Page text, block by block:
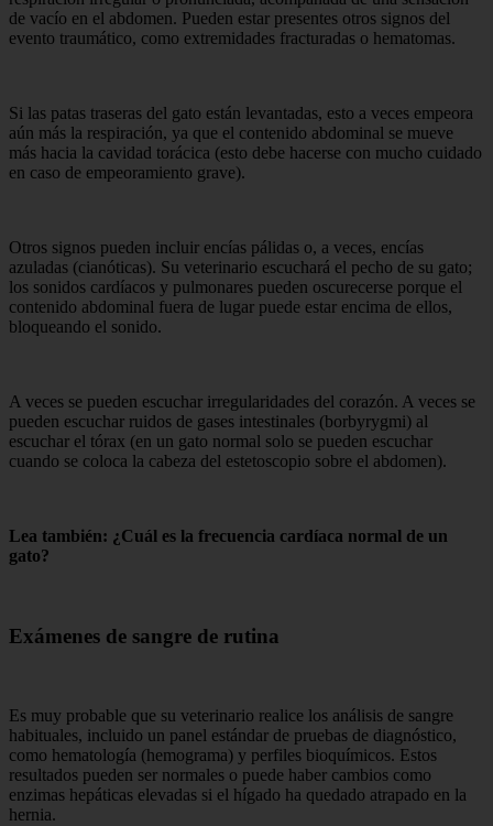
de vacío en el abdomen. Pueden estar presentes otros signos del
evento traumático, como extremidades fracturadas o hematomas.
Si las patas traseras del gato están levantadas, esto a veces empeora
aún más la respiración, ya que el contenido abdominal se mueve
más hacia la cavidad torácica (esto debe hacerse con mucho cuidado
en caso de empeoramiento grave).
Otros signos pueden incluir encías pálidas o, a veces, encías
azuladas (cianóticas). Su veterinario escuchará el pecho de su gato;
los sonidos cardíacos y pulmonares pueden oscurecerse porque el
contenido abdominal fuera de lugar puede estar encima de ellos,
bloqueando el sonido.
A veces se pueden escuchar irregularidades del corazón. A veces se
pueden escuchar ruidos de gases intestinales (borbyrygmi) al
escuchar el tórax (en un gato normal solo se pueden escuchar
cuando se coloca la cabeza del estetoscopio sobre el abdomen).
Lea también: ¿Cuál es la frecuencia cardíaca normal de un
gato?
Exámenes de sangre de rutina
Es muy probable que su veterinario realice los análisis de sangre
habituales, incluido un panel estándar de pruebas de diagnóstico,
como hematología (hemograma) y perfiles bioquímicos. Estos
resultados pueden ser normales o puede haber cambios como
enzimas hepáticas elevadas si el hígado ha quedado atrapado en la
hernia.